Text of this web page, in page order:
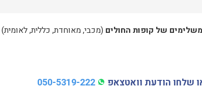
של קופות החולים (מכבי, מאוחדת, כללית,
שלחו הודעת וואטצאפ 050-5319-222